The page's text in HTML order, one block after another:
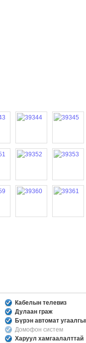
Кабелын телевиз
Дулаан граж
Бүрэн автомат
Домофон систем
Харуул хамгаалалттай